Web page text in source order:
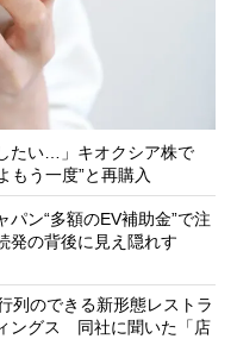
たい…」キオクシア株で
もう一度”と再購入
パン“多額のEV補助金”で注
の背後に見え隠れす
列のできる新形態レストラ
ングス 同社に聞いた「店